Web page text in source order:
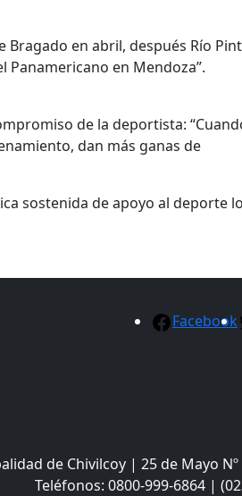
Bragado en abril, después Río
Panamericano en Mendoza”.
de la deportista:
dan más ganas de
sostenida de apoyo al deporte
Facebook
de Chivilcoy | 25 de Mayo
Teléfonos: 0800-999-6864 |